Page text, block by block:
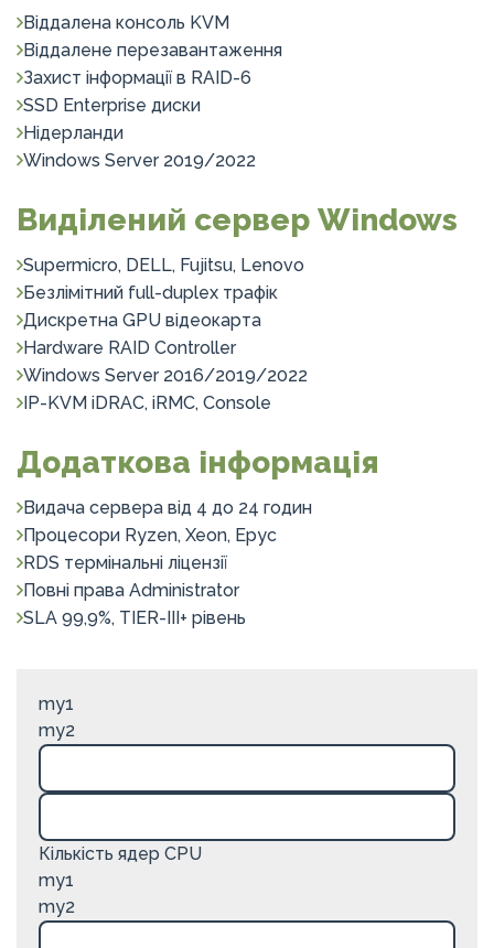
Віддалена консоль KVM
Віддалене перезавантаження
Захист інформації в RAID-6
SSD Enterprise диски
Нідерланди
Windows Server 2019/2022
Виділений сервер Windows
Supermicro, DELL, Fujitsu, Lenovo
Безлімітний full-duplex трафік
Дискретна GPU відеокарта
Hardware RAID Controller
Windows Server 2016/2019/2022
IP-KVM iDRAC, iRMC, Console
Додаткова інформація
Видача сервера від 4 до 24 годин
Процесори Ryzen, Xeon, Epyc
RDS термінальні ліцензії
Повні права Administrator
SLA 99,9%, TIER-III+ рівень
my1
my2
Кількість ядер CPU
my1
my2